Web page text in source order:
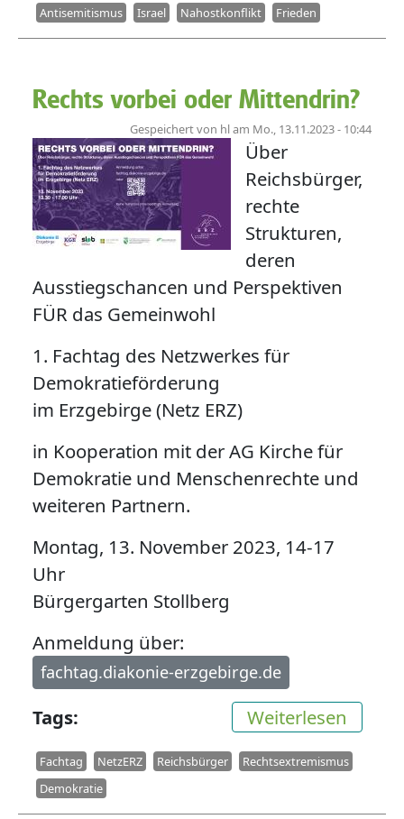
Antisemitismus Israel Nahostkonflikt Frieden
Rechts vorbei oder Mittendrin?
Gespeichert von hlam Mo., 13.11.2023 - 10:44
Über
Reichsbürger,
rechte
Strukturen,
deren
Ausstiegschancen und Perspektiven
FÜR das Gemeinwohl
1. Fachtag des Netzwerkes für
Demokratieförderung
im Erzgebirge (Netz ERZ)
in Kooperation mit der AG Kirche für
Demokratie und Menschenrechte und
weiteren Partnern.
Montag, 13. November 2023, 14-17
Uhr
Bürgergarten Stollberg
Anmeldung über:
fachtag.diakonie-erzgebirge.de
Weiterlesen
Tags
Fachtag NetzERZ Reichsbürger
Rechtsextremismus
Demokratie